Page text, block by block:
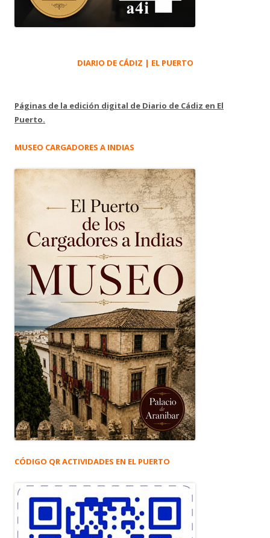
DIARIO DE CÁDIZ | EL PUERTO
Páginas de la edición digital de Diario de Cádiz en El
Puerto.
MUSEO CARGADORES A INDIAS
CÓDIGO QR ACTIVIDADES EN EL PUERTO